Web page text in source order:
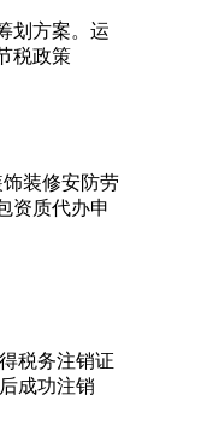
划方案。运
税政策
装修安防劳
资质代办申
税务注销证
成功注销